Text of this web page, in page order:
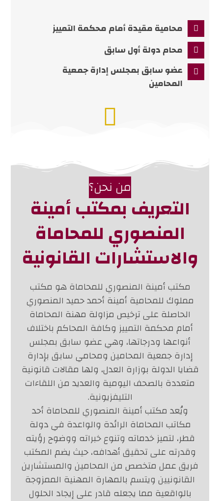
محامية مقيدة أمام محكمة التمييز
محام دولة أول سابق
عضو سابق بمجلس إدارة جمعية
المحامين
من نحن؟
التعريف بمكتب أمينة
المنصوري للمحاماة
والاستشارات القانونية
مكتب أمينة المنصوري للمحاماة هو مكتب
مملوك للمحامية أمينة أحمد حميد المنصوري
الحاصلة على ترخيص مزاولة مهنة المحاماة
أمام محكمة التمييز وكافة المحاكم باختلاف
أنواعها ودرجاتها، وهي عضو سابق بمجلس
إدارة جمعية المحامين ومحامي سابق بإدارة
قضايا الدولة بوزارة العدل، ولها مقالات قانونية
متعددة بالصحف اليومية والعديد من اللقاءات
التليفزيونية.
ويُعد مكتب أمينة المنصوري للمحاماة أحد
مكاتب المحاماة الرائدة والواعدة في دولة
قطر، لتميز خدماته وتنوع خبراته ووضوح رؤيته
وقدرته على تحقيق أهدافه، حيث يضم المكتب
فريق عمل متخصص من المحامين والمستشارين
القانونيين ويتسم بالمهارة المهنية الممزوجة
بالواقعية مما يجعله قادر على إيجاد الحلول